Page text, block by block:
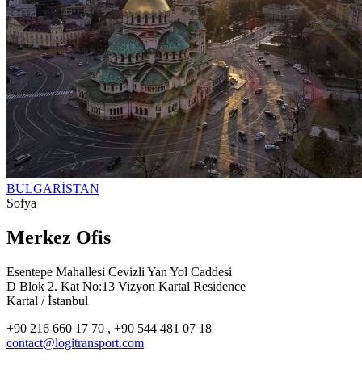
BULGARİSTAN
Sofya
Merkez Ofis
Esentepe Mahallesi Cevizli Yan Yol Caddesi
D Blok 2. Kat No:13 Vizyon Kartal Residence
Kartal / İstanbul
+90 216 660 17 70 , +90 544 481 07 18
contact@logitransport.com